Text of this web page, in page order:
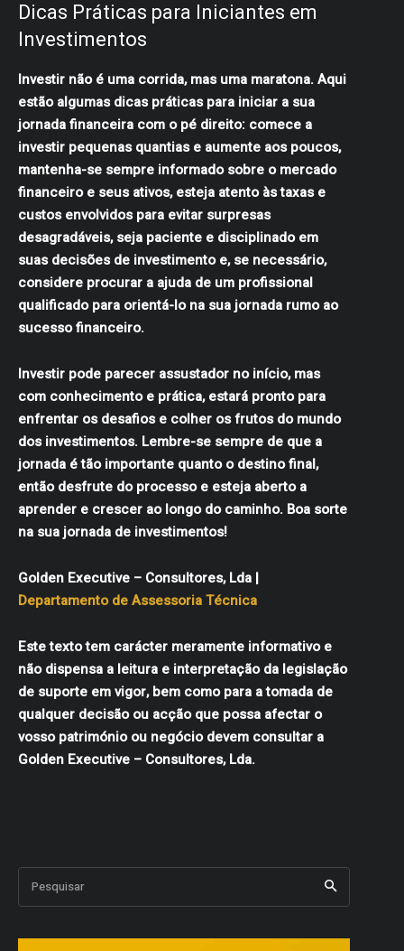
Dicas Práticas para Iniciantes em
Investimentos
Investir não é uma corrida, mas uma maratona. Aqui
estão algumas dicas práticas para iniciar a sua
jornada financeira com o pé direito: comece a
investir pequenas quantias e aumente aos poucos,
mantenha-se sempre informado sobre o mercado
financeiro e seus ativos, esteja atento às taxas e
custos envolvidos para evitar surpresas
desagradáveis, seja paciente e disciplinado em
suas decisões de investimento e, se necessário,
considere procurar a ajuda de um profissional
qualificado para orientá-lo na sua jornada rumo ao
sucesso financeiro.
Investir pode parecer assustador no início, mas
com conhecimento e prática, estará pronto para
enfrentar os desafios e colher os frutos do mundo
dos investimentos. Lembre-se sempre de que a
jornada é tão importante quanto o destino final,
então desfrute do processo e esteja aberto a
aprender e crescer ao longo do caminho. Boa sorte
na sua jornada de investimentos!
Golden Executive – Consultores, Lda |
Departamento de Assessoria Técnica
Este texto tem carácter meramente informativo e
não dispensa a leitura e interpretação da legislação
de suporte em vigor, bem como para a tomada de
qualquer decisão ou acção que possa afectar o
vosso património ou negócio devem consultar a
Golden Executive – Consultores, Lda.
Pesquisar